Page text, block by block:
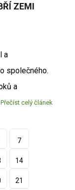
ZEMI
a
společného.
a
Přečíst celý článek
7
14
21